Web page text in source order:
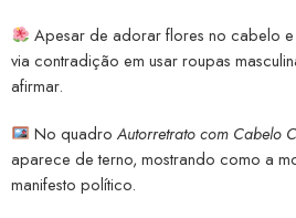
Apesar de adorar flores no cabelo e
via contradição em usar roupas
afirmar.
No quadro Autorretrato com Cabelo
aparece de terno, mostrando como a
manifesto político.